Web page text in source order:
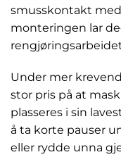
smusskontakt
monteringen lar
Under mer
stor pris på at
plasseres i sin
å ta korte pauser
eller rydde unna